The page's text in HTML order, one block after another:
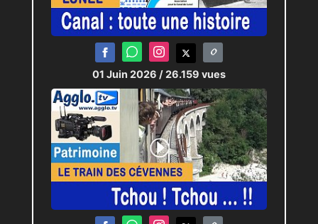
01 Juin 2026 / 26.159 vues